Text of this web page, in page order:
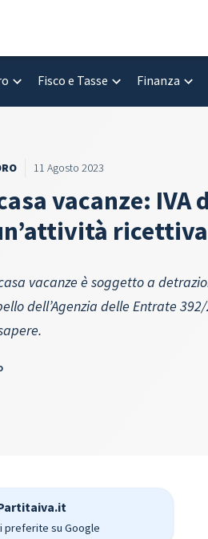
Fisco e Tasse Finanza
11 Agosto 2023
vacanze: IVA
ricettiva
vacanze è soggetto a
dell’Agenzia delle Entrate
preferite su Google